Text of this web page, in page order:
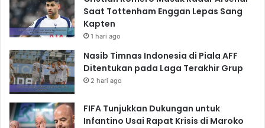
Saat Tottenham Enggan Lepas Sang
Kapten
1 hari ago
Nasib Timnas Indonesia di Piala AFF
Ditentukan pada Laga Terakhir Grup
2 hari ago
FIFA Tunjukkan Dukungan untuk
Infantino Usai Rapat Krisis di Maroko